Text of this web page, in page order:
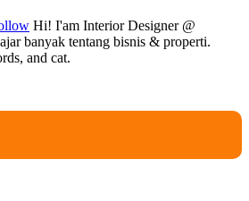
Hi! I'am Interior Designer @
banyak tentang bisnis & properti.
and cat.